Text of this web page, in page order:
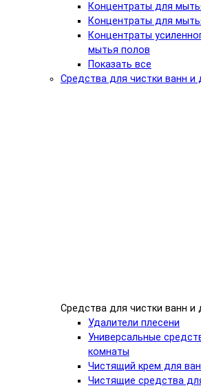
Концентраты для
Концентраты для
Концентраты
мытья полов
Показать все
Средства для чистки ванн и
Средства для чистки ванн и
Удалители плесени
Универсальные
комнаты
Чистящий крем для
Чистящие средства